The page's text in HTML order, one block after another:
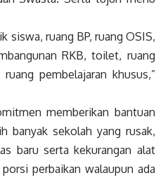
siswa, ruang BP, ruang OSIS,
RKB, toilet, ruang
pembelajaran khusus,”
memberikan bantuan
banyak sekolah yang rusak,
baru serta kekurangan alat
perbaikan walaupun ada